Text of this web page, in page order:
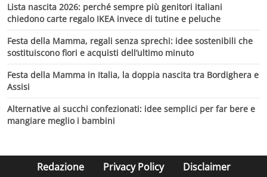
Lista nascita 2026: perché sempre più genitori italiani
chiedono carte regalo IKEA invece di tutine e peluche
Festa della Mamma, regali senza sprechi: idee sostenibili che
sostituiscono fiori e acquisti dell’ultimo minuto
Festa della Mamma in Italia, la doppia nascita tra Bordighera e
Assisi
Alternative ai succhi confezionati: idee semplici per far bere e
mangiare meglio i bambini
Redazione Privacy Policy Disclaimer